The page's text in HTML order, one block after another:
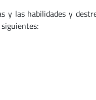
y las habilidades y